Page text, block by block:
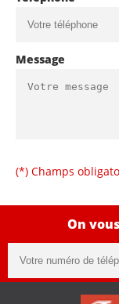
Message
(*) Champs
On